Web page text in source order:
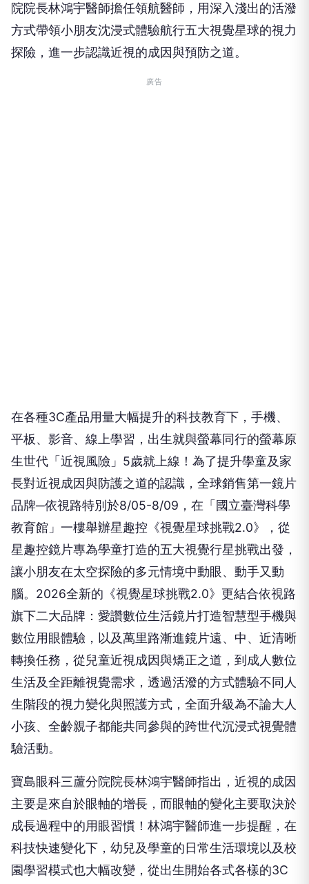
院院長林鴻宇醫師擔任領航醫師，用深入淺出的活潑
方式帶領小朋友沈浸式體驗航行五大視覺星球的視力
探險，進一步認識近視的成因與預防之道。
廣告
在各種3C產品用量大幅提升的科技教育下，手機、
平板、影音、線上學習，出生就與螢幕同行的螢幕原
生世代「近視風險」5歲就上線！為了提升學童及家
長對近視成因與防護之道的認識，全球銷售第一鏡片
品牌─依視路特別於8/05-8/09，在「國立臺灣科學
教育館」一樓舉辦星趣控《視覺星球挑戰2.0》，從
星趣控鏡片專為學童打造的五大視覺行星挑戰出發，
讓小朋友在太空探險的多元情境中動眼、動手又動
腦。2026全新的《視覺星球挑戰2.0》更結合依視路
旗下二大品牌：愛讚數位生活鏡片打造智慧型手機與
數位用眼體驗，以及萬里路漸進鏡片遠、中、近清晰
轉換任務，從兒童近視成因與矯正之道，到成人數位
生活及全距離視覺需求，透過活潑的方式體驗不同人
生階段的視力變化與照護方式，全面升級為不論大人
小孩、全齡親子都能共同參與的跨世代沉浸式視覺體
驗活動。
寶島眼科三蘆分院院長林鴻宇醫師指出，近視的成因
主要是來自於眼軸的增長，而眼軸的變化主要取決於
成長過程中的用眼習慣！林鴻宇醫師進一步提醒，在
科技快速變化下，幼兒及學童的日常生活環境以及校
園學習模式也大幅改變，從出生開始各式各樣的3C